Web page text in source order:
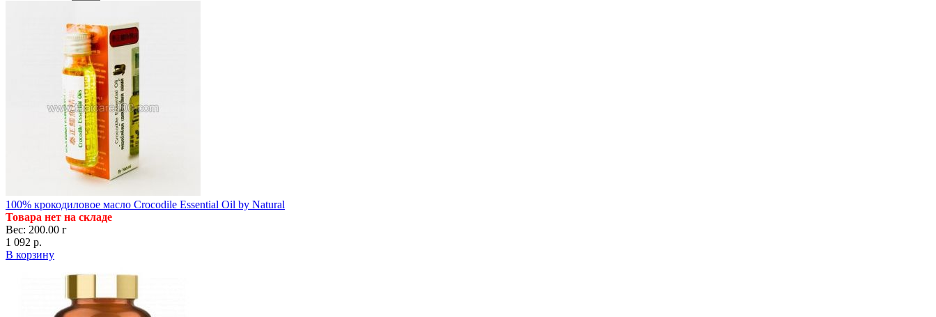
100% крокодиловое масло Crocodile Essential Oil by Natural
Товара нет на складе
Вес: 200.00 г
1 092 р.
В корзину